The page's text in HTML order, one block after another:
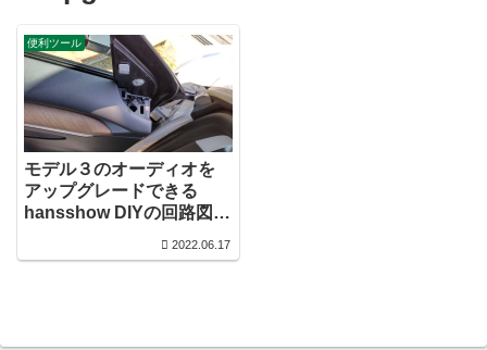
便利ツール
モデル３のオーディオを
アップグレードできる
hansshow DIYの回路図を
2022.06.17